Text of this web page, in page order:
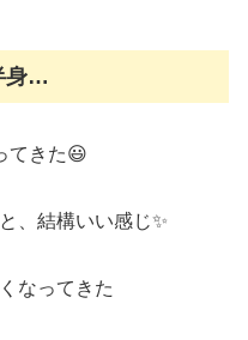
身…
てきた😃
と、結構いい感じ✨
なってきた